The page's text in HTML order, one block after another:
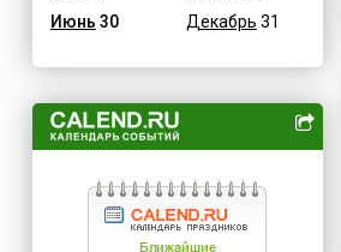
Июнь 30
Декабрь 31